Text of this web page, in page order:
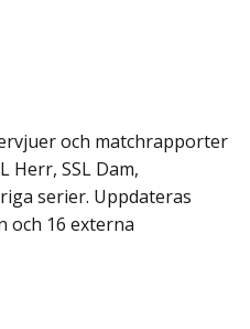
och matchrapporter
Herr, SSL Dam,
serier. Uppdateras
och 16 externa